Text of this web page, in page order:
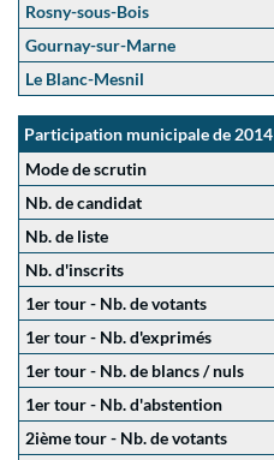
Rosny-sous-Bois
Gournay-sur-Marne
Le Blanc-Mesnil
Participation municipale de 2014
Mode de scrutin
Nb. de candidat
Nb. de liste
Nb. d'inscrits
1er tour - Nb. de votants
1er tour - Nb. d'exprimés
1er tour - Nb. de blancs / nuls
1er tour - Nb. d'abstention
2ième tour - Nb. de votants